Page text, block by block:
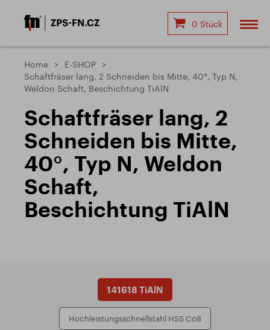
0 Stück
Home
E-SHOP
Schaftfräser lang, 2 Schneiden bis Mitte, 40°, Typ N,
Weldon Schaft, Beschichtung TiAlN
Schaftfräser lang, 2
Schneiden bis Mitte,
40°, Typ N, Weldon
Schaft,
Beschichtung TiAlN
141618 TiAlN
Hochleistungsschnellstahl HSS Co8